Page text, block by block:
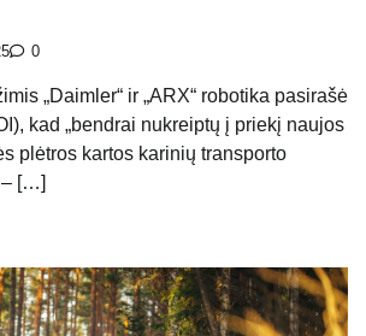
0
„Daimler“ ir „ARX“ robotika pasirašė
kad „bendrai nukreiptų į priekį naujos
plėtros kartos karinių transporto
– […]